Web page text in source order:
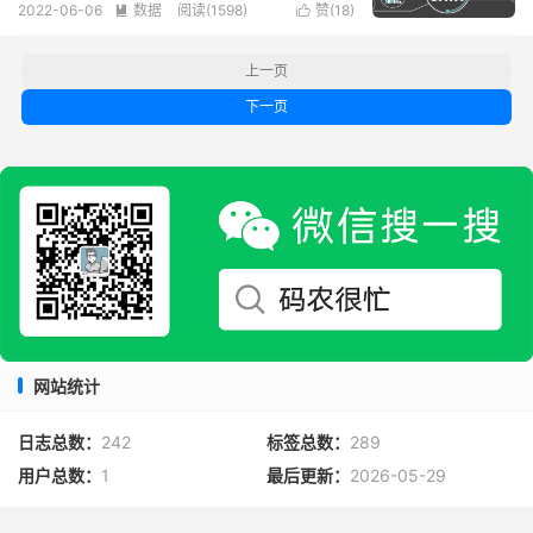
 赞(18)
2022-06-06  数据 阅读(1598)
上一页
下一页
网站统计
日志总数： 242 标签总数： 289
用户总数： 1 最后更新： 2026-05-29